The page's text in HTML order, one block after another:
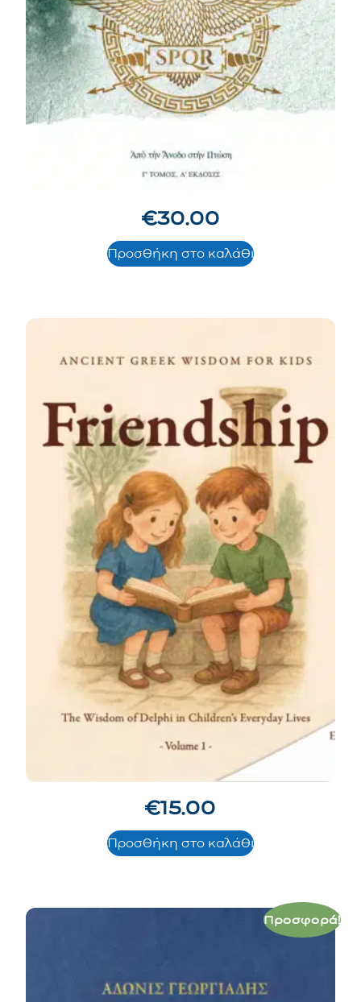
€30.00
Προσθήκη στο καλάθι
€15.00
Προσθήκη στο καλάθι
Προσφορά!